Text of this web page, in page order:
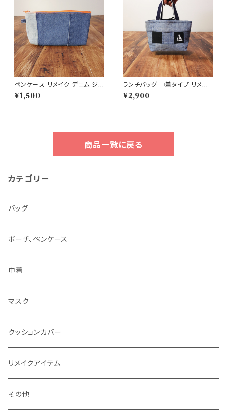
ペンケース リメイク デニム ジ
ーンズ 一点物 オリジナルアイテ
ム
¥1,500
ランチバッグ 巾着タイプ リメイ
クデニム
¥2,900
商品一覧に戻る
カテゴリー
バッグ
ポーチ、ペンケース
巾着
マスク
クッションカバー
リメイクアイテム
その他